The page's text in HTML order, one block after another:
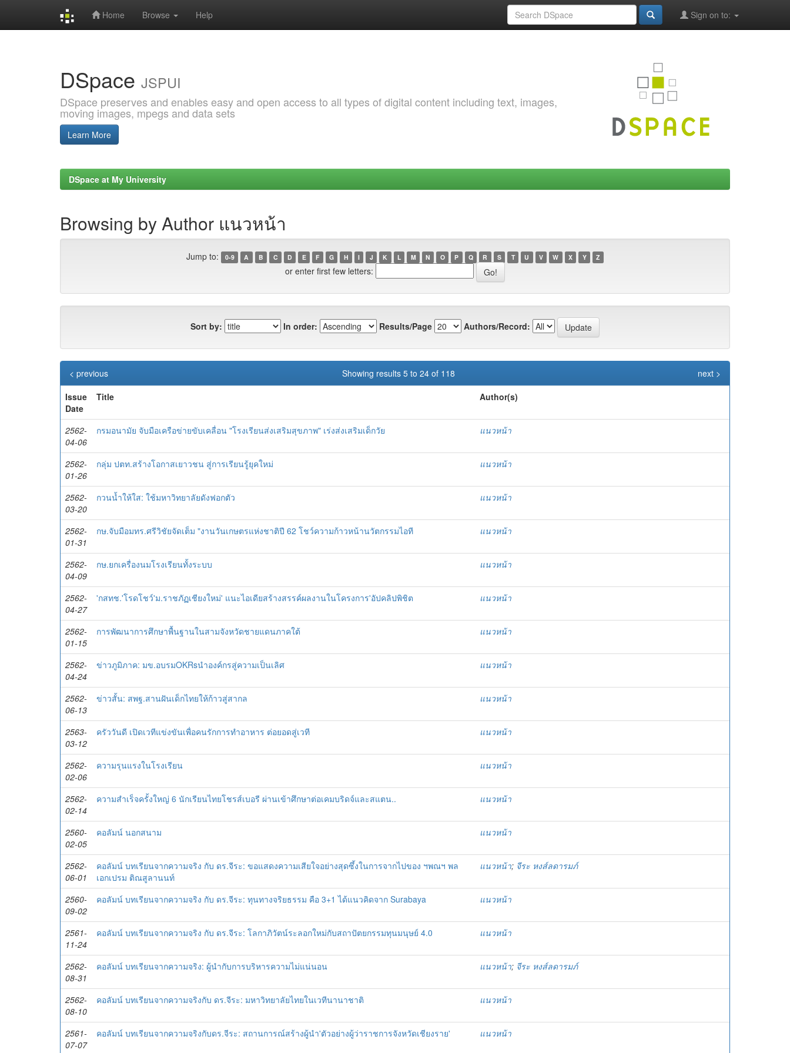
Home Browse Help Sign on to:
DSpace JSPUI
DSpace preserves and enables easy and open access to all types of digital content including text, images,
moving images, mpegs and data sets
Learn More
DSpace at My University
Browsing by Author แนวหน้า
Jump to: 0-9 A B C D E F G H I J K L M N O P Q R S T U V W X Y Z
or enter first few letters:
Sort by: In order: Results/Page Authors/Record:
Showing results 5 to 24 of 118
< previous
next >
Issue
Date
Title Author(s)
2562-
04-06
กรมอนามัย จับมือเครือข่ายขับเคลื่อน "โรงเรียนส่งเสริมสุขภาพ" เร่งส่งเสริมเด็กวัย แนวหน้า
2562-
01-26
กลุ่ม ปตท.สร้างโอกาสเยาวชน สู่การเรียนรู้ยุคใหม่ แนวหน้า
2562-
03-20
กวนน้ำให้ใส: ใช้มหาวิทยาลัยดังฟอกตัว แนวหน้า
2562-
01-31
กษ.จับมือมทร.ศรีวิชัยจัดเต็ม "งานวันเกษตรแห่งชาติปี 62 โชว์ความก้าวหน้านวัตกรรมไอที แนวหน้า
2562-
04-09
กษ.ยกเครื่องนมโรงเรียนทั้งระบบ แนวหน้า
2562-
04-27
'กสทช.'โรดโชว์'ม.ราชภัฏเชียงใหม่' แนะไอเดียสร้างสรรค์ผลงานในโครงการ'อัปคลิปพิชิต แนวหน้า
2562-
01-15
การพัฒนาการศึกษาพื้นฐานในสามจังหวัดชายแดนภาคใต้ แนวหน้า
2562-
04-24
ข่าวภูมิภาค: มข.อบรมOKRsนำองค์กรสู่ความเป็นเลิศ แนวหน้า
2562-
06-13
ข่าวสั้น: สพฐ.สานฝันเด็กไทยให้ก้าวสู่สากล แนวหน้า
2563-
03-12
ครัววันดี เปิดเวทีแข่งขันเพื่อคนรักการทำอาหาร ต่อยอดสู่เวที แนวหน้า
2562-
02-06
ความรุนแรงในโรงเรียน แนวหน้า
2562-
02-14
ความสำเร็จครั้งใหญ่ 6 นักเรียนไทยโชรส์เบอรี ผ่านเข้าศึกษาต่อเคมบริดจ์และสแตน.. แนวหน้า
2560-
02-05
คอลัมน์ นอกสนาม แนวหน้า
2562-
06-01
คอลัมน์ บทเรียนจากความจริง กับ ดร.จีระ: ขอแสดงความเสียใจอย่างสุดซึ้งในการจากไปของ ฯพณฯ พล
เอกเปรม ติณสูลานนท์
แนวหน้า; จีระ หงส์ลดารมภ์
2560-
09-02
คอลัมน์ บทเรียนจากความจริง กับ ดร.จีระ: ทุนทางจริยธรรม คือ 3+1 ได้แนวคิดจาก Surabaya แนวหน้า
2561-
11-24
คอลัมน์ บทเรียนจากความจริง กับ ดร.จีระ: โลกาภิวัตน์ระลอกใหม่กับสถาปัตยกรรมทุนมนุษย์ 4.0 แนวหน้า
2562-
08-31
คอลัมน์ บทเรียนจากความจริง: ผู้นำกับการบริหารความไม่แน่นอน แนวหน้า; จีระ หงส์ลดารมภ์
2562-
08-10
คอลัมน์ บทเรียนจากความจริงกับ ดร.จีระ: มหาวิทยาลัยไทยในเวทีนานาชาติ แนวหน้า
2561-
07-07
คอลัมน์ บทเรียนจากความจริงกับดร.จีระ: สถานการณ์สร้างผู้นำ'ตัวอย่างผู้ว่าราชการจังหวัดเชียงราย' แนวหน้า